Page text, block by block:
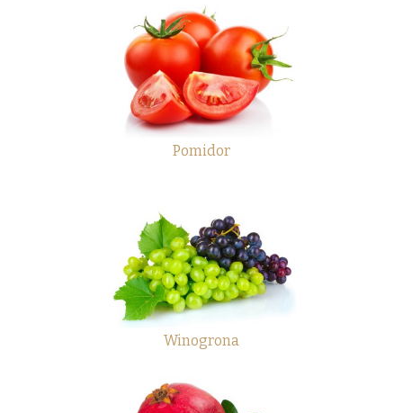
Pomidor
Winogrona